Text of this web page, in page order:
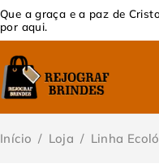
Que a graça e a paz de
por aqui.
Início / Loja / Linha